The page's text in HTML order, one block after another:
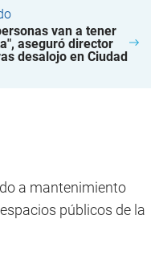
van a tener
aseguró director
desalojo en Ciudad
a mantenimiento
públicos de la